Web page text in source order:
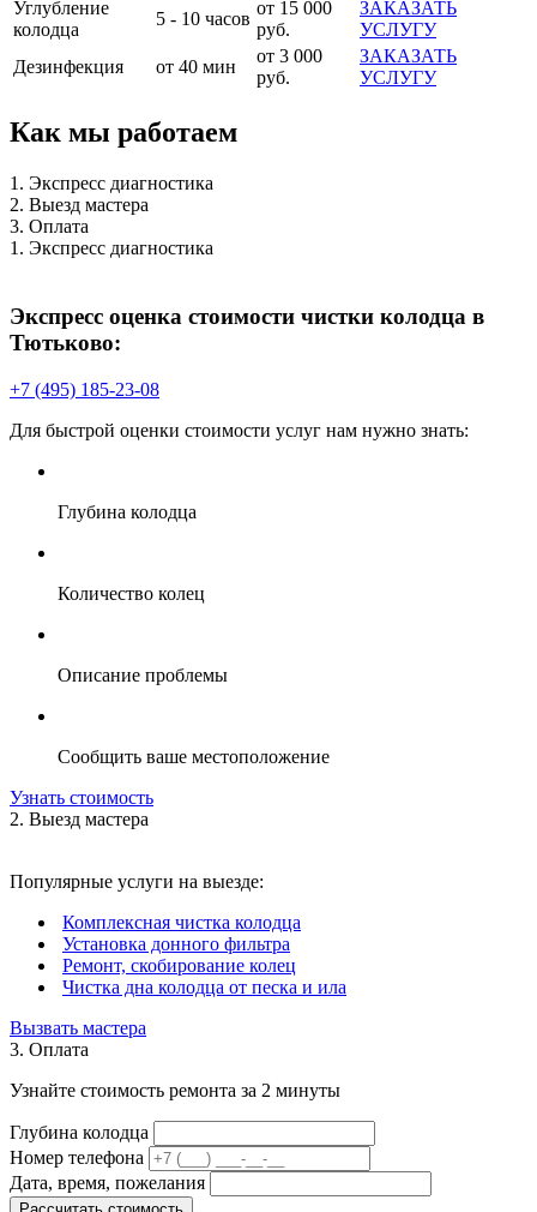
Углубление
колодца
5 - 10 часов
от 15 000
руб.
ЗАКАЗАТЬ
УСЛУГУ
Дезинфекция
от 40 мин
от 3 000
руб.
ЗАКАЗАТЬ
УСЛУГУ
Как мы работаем
1. Экспресс диагностика
2. Выезд мастера
3. Оплата
1. Экспресс диагностика
Экспресс оценка стоимости чистки колодца в
Тютьково:
+7 (495) 185-23-08
Для быстрой оценки стоимости услуг нам нужно знать:
Глубина колодца
Количество колец
Описание проблемы
Сообщить ваше местоположение
Узнать стоимость
2. Выезд мастера
Популярные услуги на выезде:
Комплексная чистка колодца
Установка донного фильтра
Ремонт, скобирование колец
Чистка дна колодца от песка и ила
Вызвать мастера
3. Оплата
Узнайте стоимость ремонта за 2 минуты
Глубина колодца
Номер телефона
Дата, время, пожелания
Рассчитать стоимость